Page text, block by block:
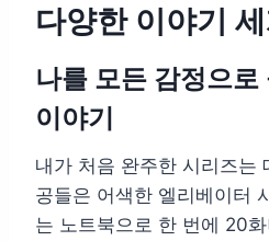
다양한 이야기
나를 모든 감정으
이야기
내가 처음 완주한 시리즈는
공들은 어색한 엘리베이터
는 노트북으로 한 번에 20